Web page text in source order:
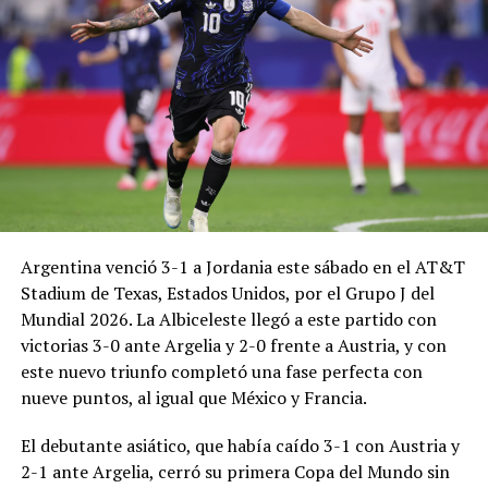
Argentina venció 3-1 a Jordania este sábado en el AT&T
Stadium de Texas, Estados Unidos, por el Grupo J del
Mundial 2026. La Albiceleste llegó a este partido con
victorias 3-0 ante Argelia y 2-0 frente a Austria, y con
este nuevo triunfo completó una fase perfecta con
nueve puntos, al igual que México y Francia.
El debutante asiático, que había caído 3-1 con Austria y
2-1 ante Argelia, cerró su primera Copa del Mundo sin